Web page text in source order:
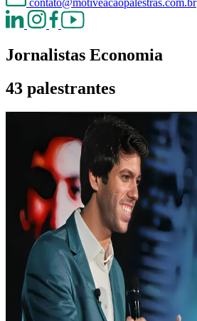
Jornalistas Economia
43 palestrantes